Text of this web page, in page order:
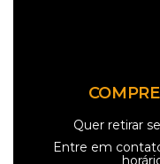
Quer retirar
Entre em